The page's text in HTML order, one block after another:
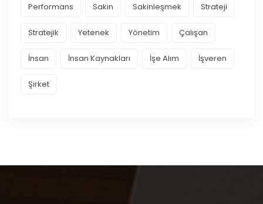
Performans Sakin Sakinleşmek Strateji
Stratejik Yetenek Yönetim Çalışan
İnsan İnsan Kaynakları İşe Alım İşveren
Şirket